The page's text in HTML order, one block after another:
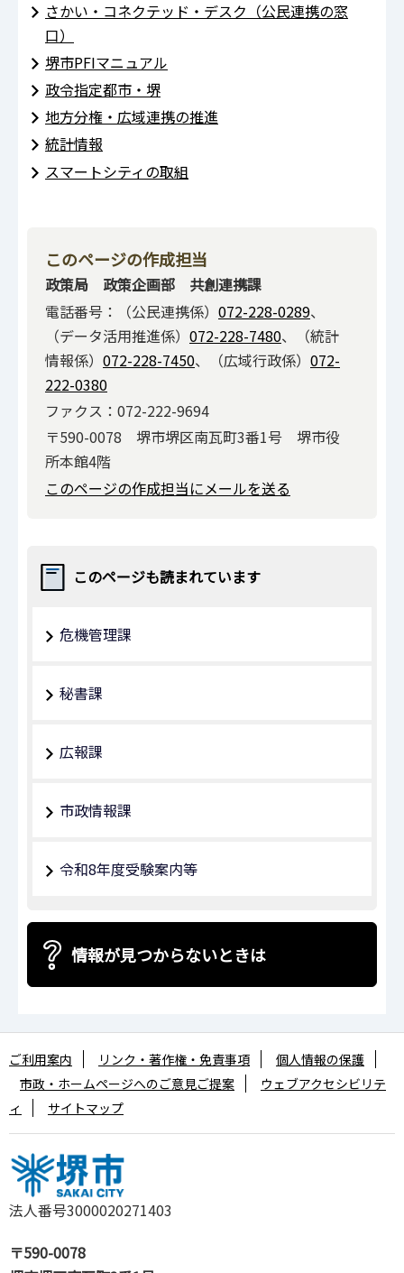
さかい・コネクテッド・デスク（公民連携の窓
口）
堺市PFIマニュアル
政令指定都市・堺
地方分権・広域連携の推進
統計情報
スマートシティの取組
このページの作成担当
政策局 政策企画部 共創連携課
電話番号：（公民連携係） 072-228-0289、
（データ活用推進係） 072-228-7480、（統計
情報係） 072-228-7450、（広域行政係） 072-
222-0380
ファクス：072-222-9694
〒590-0078 堺市堺区南瓦町3番1号 堺市役
所本館4階
このページの作成担当にメールを送る
このページも読まれています
危機管理課
秘書課
広報課
市政情報課
令和8年度受験案内等
情報が見つからないときは
法人番号3000020271403
〒590-0078
ご利用案内 リンク・著作権・免責事項
個人情報の保護
市政・ホームページへのご意見ご提案
ウェブアクセシビリテ
ィ
サイトマップ